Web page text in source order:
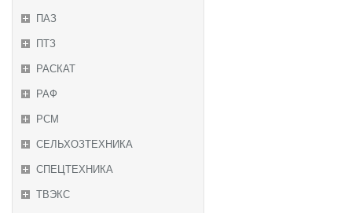
ПАЗ
ПТЗ
РАСКАТ
РАФ
РСМ
СЕЛЬХОЗТЕХНИКА
СПЕЦТЕХНИКА
ТВЭКС